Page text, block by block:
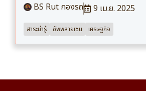
BS Rut กองรถ
9 เม.ย. 2025
สาระน่ารู้ ซัพพลายเชน เศรษฐกิจ